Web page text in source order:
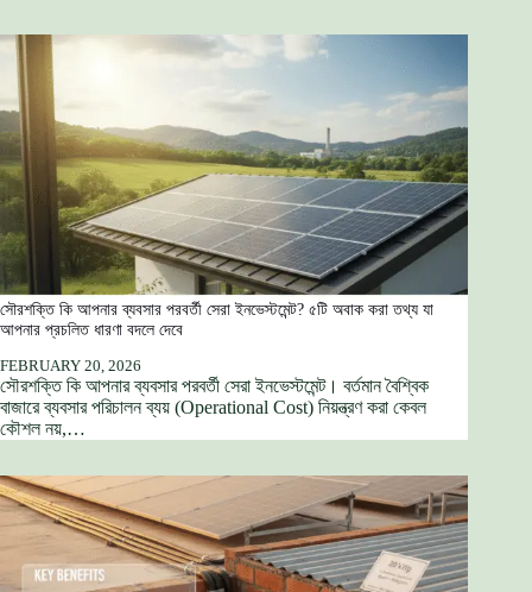
সৌরশক্তি কি আপনার ব্যবসার পরবর্তী সেরা ইনভেস্টমেন্ট? ৫টি অবাক করা তথ্য যা
আপনার প্রচলিত ধারণা বদলে দেবে
FEBRUARY 20, 2026
সৌরশক্তি কি আপনার ব্যবসার পরবর্তী সেরা ইনভেস্টমেন্ট। বর্তমান বৈশ্বিক
বাজারে ব্যবসার পরিচালন ব্যয় (Operational Cost) নিয়ন্ত্রণ করা কেবল
কৌশল নয়,…